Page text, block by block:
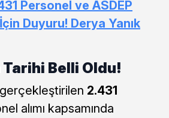
Personel ve ASDEP
Duyuru! Derya Yanık
Belli Oldu!
gerçekleştirilen 2.431
alımı kapsamında